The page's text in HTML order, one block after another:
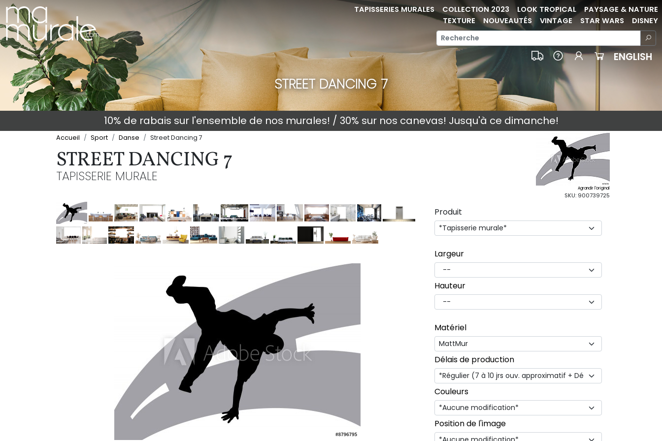
TAPISSERIES MURALES COLLECTION 2023 LOOK TROPICAL
PAYSAGE & NATURE
TEXTURE
NOUVEAUTÉS VINTAGE STAR WARS DISNEY
ENGLISH
STREET DANCING 7
10% de rabais sur l'ensemble de nos murales! / 30% sur nos canevas! Jusqu'à ce dimanche!
Accueil Sport Danse Street Dancing 7
STREET DANCING 7
TAPISSERIE MURALE
Agrandir l'original
SKU: 900739725
Produit
Largeur
Hauteur
Matériel
Délais de production
Couleurs
Position de l'image